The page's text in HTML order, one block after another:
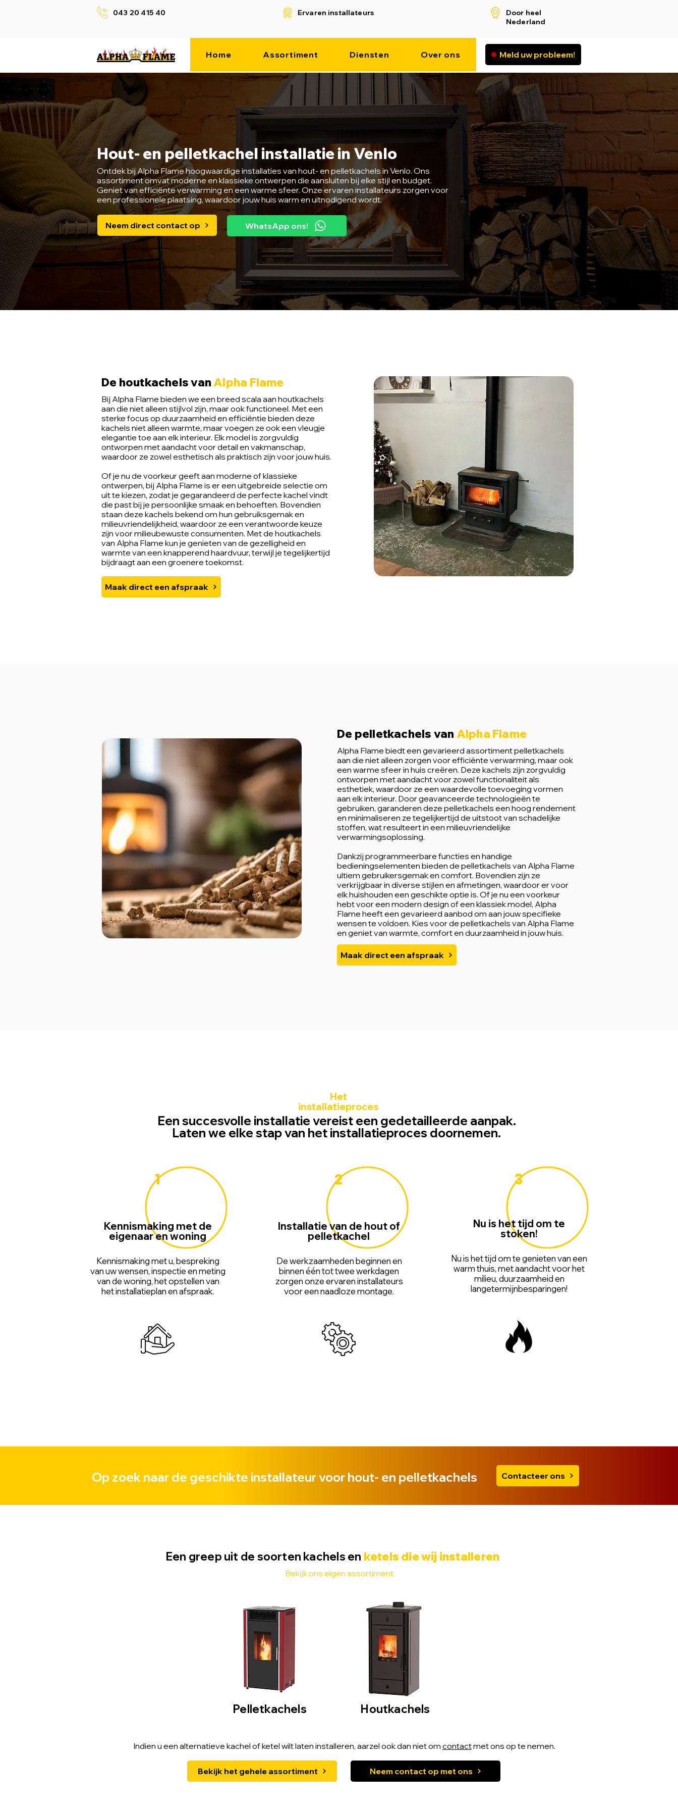
043 20 415 40 Ervaren installateurs
Door heel
Nederland
Home Assortiment Diensten Over ons Meld uw probleem!
Hout- en pelletkachel installatie in Venlo
Ontdek bij Alpha Flame hoogwaardige installaties van hout- en pelletkachels in Venlo. Ons
assortiment omvat moderne en klassieke ontwerpen die aansluiten bij elke stijl en budget.
Geniet van efficiënte verwarming en een warme sfeer. Onze ervaren installateurs zorgen voor
een professionele plaatsing, waardoor jouw huis warm en uitnodigend wordt.
Neem direct contact op WhatsApp ons!
De houtkachels vanAlpha Flame
Bij Alpha Flame bieden we een breed scala aan houtkachels
aan die niet alleen stijlvol zijn, maar ook functioneel. Met een
sterke focus op duurzaamheid en efficiëntie bieden deze
kachels niet alleen warmte, maar voegen ze ook een vleugje
elegantie toe aan elk interieur. Elk model is zorgvuldig
ontworpen met aandacht voor detail en vakmanschap,
waardoor ze zowel esthetisch als praktisch zijn voor jouw huis.
Of je nu de voorkeur geeft aan moderne of klassieke
ontwerpen, bij Alpha Flame is er een uitgebreide selectie om
uit te kiezen, zodat je gegarandeerd de perfecte kachel vindt
die past bij je persoonlijke smaak en behoeften. Bovendien
staan deze kachels bekend om hun gebruiksgemak en
milieuvriendelijkheid, waardoor ze een verantwoorde keuze
zijn voor milieubewuste consumenten. Met de houtkachels
van Alpha Flame kun je genieten van de gezelligheid en
warmte van een knapperend haardvuur, terwijl je tegelijkertijd
bijdraagt aan een groenere toekomst.
Maak direct een afspraak
De pelletkachels van Alpha Flame
Alpha Flame biedt een gevarieerd assortiment pelletkachels
aan die niet alleen zorgen voor efficiënte verwarming, maar ook
een warme sfeer in huis creëren. Deze kachels zijn zorgvuldig
ontworpen met aandacht voor zowel functionaliteit als
esthetiek, waardoor ze een waardevolle toevoeging vormen
aan elk interieur. Door geavanceerde technologieën te
gebruiken, garanderen deze pelletkachels een hoog rendement
en minimaliseren ze tegelijkertijd de uitstoot van schadelijke
stoffen, wat resulteert in een milieuvriendelijke
verwarmingsoplossing.
Dankzij programmeerbare functies en handige
bedieningselementen bieden de pelletkachels van Alpha Flame
ultiem gebruikersgemak en comfort. Bovendien zijn ze
verkrijgbaar in diverse stijlen en afmetingen, waardoor er voor
elk huishouden een geschikte optie is. Of je nu een voorkeur
hebt voor een modern design of een klassiek model, Alpha
Flame heeft een gevarieerd aanbod om aan jouw specifieke
wensen te voldoen. Kies voor de pelletkachels van Alpha Flame
en geniet van warmte, comfort en duurzaamheid in jouw huis.
Maak direct een afspraak
Het
installatieproces
Een succesvolle installatie vereist een gedetailleerde aanpak.
Laten we elke stap van het installatieproces doornemen.
1
Kennismaking met de
eigenaar en woning
Kennismaking met u, bespreking
van uw wensen, inspectie en meting
van de woning, het opstellen van
het installatieplan en afspraak.
2
Installatie van de hout of
pelletkachel
De werkzaamheden beginnen en
binnen één tot twee werkdagen
zorgen onze ervaren installateurs
voor een naadloze montage.
3
Nu is het tijd om te
stoken!
Nu is het tijd om te genieten van een
warm thuis, met aandacht voor het
milieu, duurzaamheid en
langetermijnbesparingen!
Op zoek naar de geschikte installateur voor hout- en pelletkachels Contacteer ons
Een greep uit de soorten kachels en ketels die wij installeren
Bekijk ons eigen assortiment
​Pelletkachels Houtkachels
Indien u een alternatieve kachel of ketel wilt laten installeren, aarzel ook dan niet om contactmet ons op te nemen.
Bekijk het gehele assortiment Neem contact op met ons